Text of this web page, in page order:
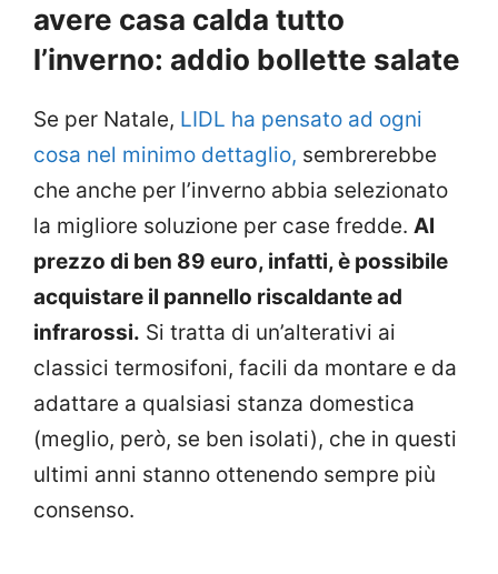
avere casa calda tutto
l’inverno: addio bollette salate
Se per Natale, LIDL ha pensato ad ogni
cosa nel minimo dettaglio, sembrerebbe
che anche per l’inverno abbia selezionato
la migliore soluzione per case fredde. Al
prezzo di ben 89 euro, infatti, è possibile
acquistare il pannello riscaldante ad
infrarossi. Si tratta di un’alterativi ai
classici termosifoni, facili da montare e da
adattare a qualsiasi stanza domestica
(meglio, però, se ben isolati), che in questi
ultimi anni stanno ottenendo sempre più
consenso.